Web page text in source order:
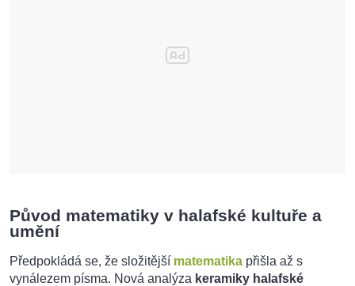
Původ matematiky v halafské kultuře a
umění
Předpokládá se, že složitější matematika přišla až s
vynálezem písma. Nová analýza keramiky halafské